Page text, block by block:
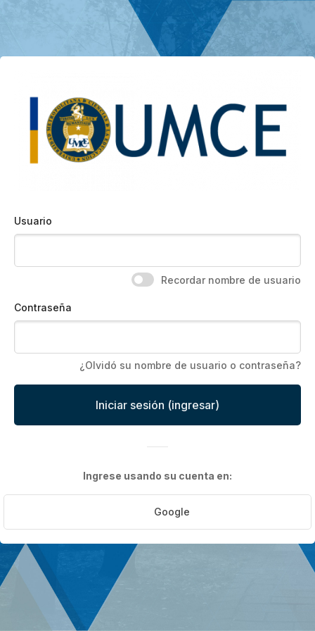
Saltar al contenido principal
Usuario
Recordar nombre de usuario
Contraseña
¿Olvidó su nombre de usuario o contraseña?
Iniciar sesión (ingresar)
Ingrese usando su cuenta en:
Google